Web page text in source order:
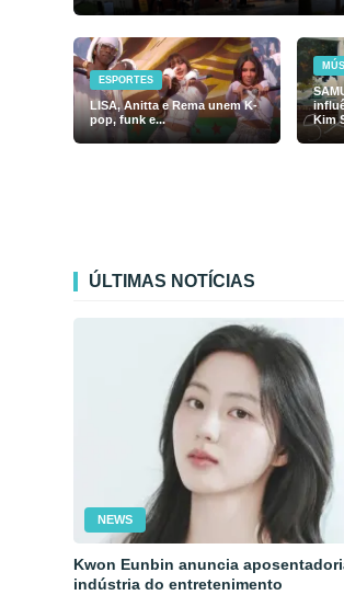
ESPORTES
LISA, Anitta e Rema unem K-
pop, funk e...
Kim
ÚLTIMAS NOTÍCIAS
NEWS
Kwon Eunbin anuncia
indústria do entretenimento